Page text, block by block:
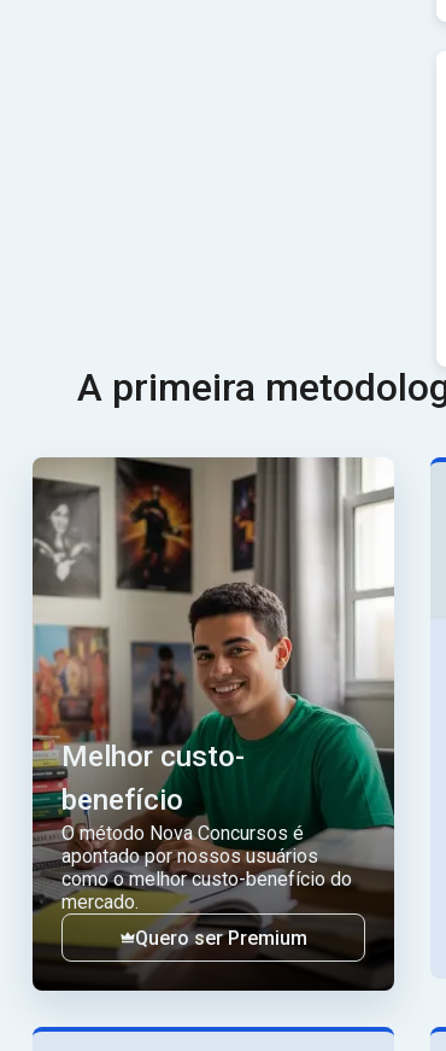
A primeira
Melhor custo-
benefício
O método Nova Concursos é
apontado por nossos usuários
como o melhor custo-benefício do
mercado.
Quero ser Premium